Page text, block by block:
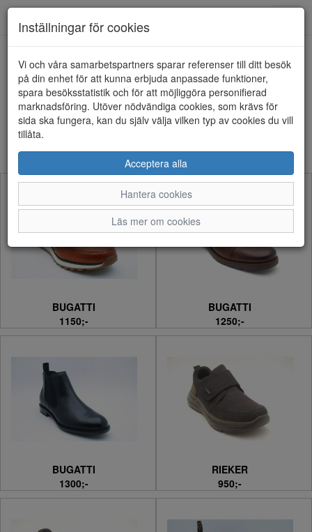
Herr (399 artiklar)
Sortera efter:
BUGATTI
1150;-
BUGATTI
1250;-
BUGATTI
1300;-
RIEKER
950;-
Inställningar för cookies
Vi och våra samarbetspartners sparar referenser till ditt besök
på din enhet för att kunna erbjuda anpassade funktioner,
spara besöksstatistik och för att möjliggöra personifierad
marknadsföring. Utöver nödvändiga cookies, som krävs för
sida ska fungera, kan du själv välja vilken typ av cookies du vill
tillåta.
Acceptera alla
Hantera cookies
Läs mer om cookies